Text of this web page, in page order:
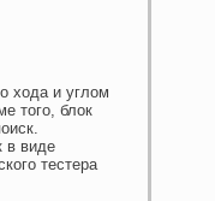
хода и углом
того, блок
в виде
тестера